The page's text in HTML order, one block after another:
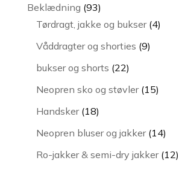
Beklædning 9393
varer
Tørdragt, jakke og bukser 44
Våddragter og shorties 99
bukser og shorts 2222
varer
Neopren sko og støvler 1515
Handsker 1818
Neopren bluser og jakker 1414
varer
Ro-jakker & semi-dry jakker 1212